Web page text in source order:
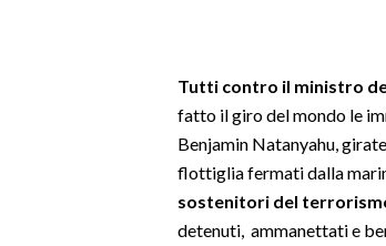
Tutti contro il ministro
fatto il giro del mondo le
Benjamin Natanyahu,
flottiglia fermati dalla
sostenitori del
detenuti, ammanettati e